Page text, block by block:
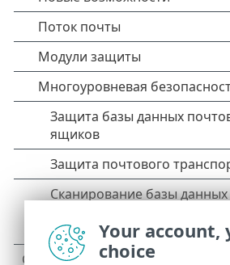
Your account,
choice